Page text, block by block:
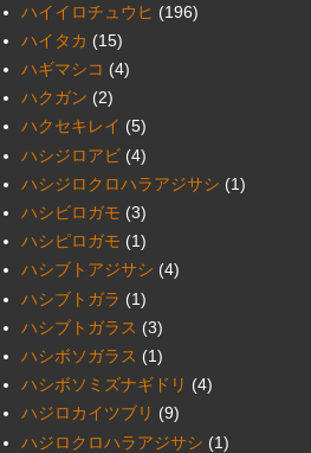
ハイイロチュウヒ (196)
ハイタカ (15)
ハギマシコ (4)
ハクガン (2)
ハクセキレイ (5)
ハシジロアビ (4)
ハシジロクロハラアジサシ (1)
ハシビロガモ (3)
ハシピロガモ (1)
ハシブトアジサシ (4)
ハシブトガラ (1)
ハシブトガラス (3)
ハシボソガラス (1)
ハシボソミズナギドリ (4)
ハジロカイツブリ (9)
ハジロクロハラアジサシ (1)